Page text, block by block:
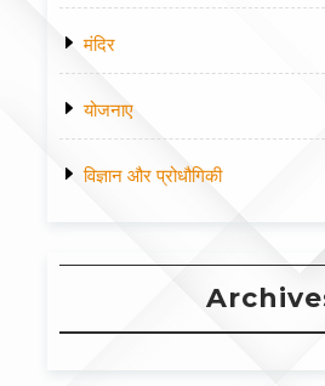
मंदिर
योजनाए
विज्ञान और प्रोधौगिकी